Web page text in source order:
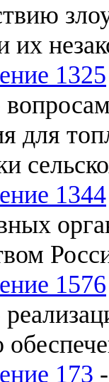
их
1325
для
1344
1576
173